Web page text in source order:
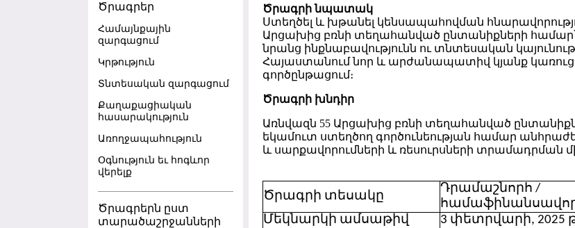
Ծրագրեր
Համայնքային
զարգացում
Կրթություն
Տնտեսական զարգացում
Քաղաքացիական
հասարակություն
Առողջապահություն
Օգնություն եւ հոգևոր
վերելք
Ծրագրերն ըստ
տարածաշրջանների
Ծրագրի նպատակ
Ստեղծել և խթանել կենսապահովման
Արցախից բռնի տեղահանված ընտանիքների
նրանց ինքնաբավությունն ու տնտեսական
Հայաստանում նոր և արժանապատիվ կյանք
գործընթացում։
Ծրագրի խնդիր
Առնվազն 55 Արցախից բռնի տեղահանված
եկամուտ ստեղծող գործունեության համար
և սարքավորումների և ռեսուրսների տրամադրման
Ծրագրի տեսակը
Դրամաշնորհ /
Մեկնարկի ամսաթիվ
3 փետրվարի, 2025